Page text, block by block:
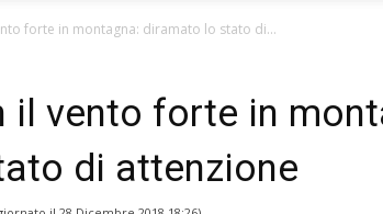
forte in montagna: diramato lo stato di...
il vento forte in
di attenzione